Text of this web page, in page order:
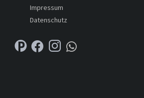
Impressum
Datenschutz